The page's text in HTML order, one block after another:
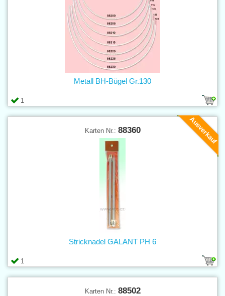
1
Metall BH-Bügel Gr.130
Ausverkauf
Karten Nr.: 88360
1
Stricknadel GALANT PH 6
Karten Nr.: 88502